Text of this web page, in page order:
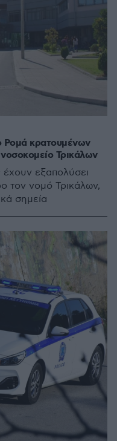
Ρομά κρατουμένων
Τρικάλων
έχουν εξαπολύσει
τον νομό Τρικάλων,
σημεία